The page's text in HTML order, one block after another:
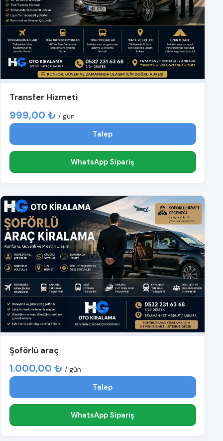
Transfer Hizmeti
999,00 ₺ / gün
Talep
WhatsApp Sipariş
Şoförlü araç
1.000,00 ₺ / gün
Talep
WhatsApp Sipariş